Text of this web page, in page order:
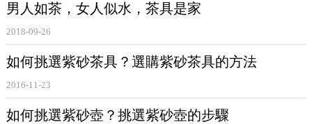
男人如茶，女人似水，茶具是家
2018-09-26
如何挑選紫砂茶具？選購紫砂茶具的方法
2016-11-23
如何挑選紫砂壺？挑選紫砂壺的步驟